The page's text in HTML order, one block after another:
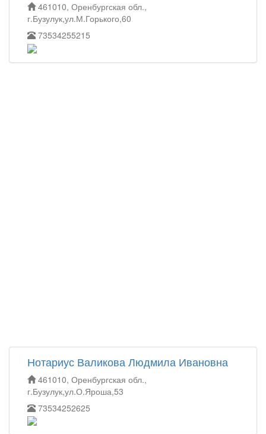
461010, Оренбургская обл.,
г.Бузулук,ул.М.Горького,60
73534255215
Нотариус Валикова Людмила Ивановна
461010, Оренбургская обл.,
г.Бузулук,ул.О.Яроша,53
73534252625